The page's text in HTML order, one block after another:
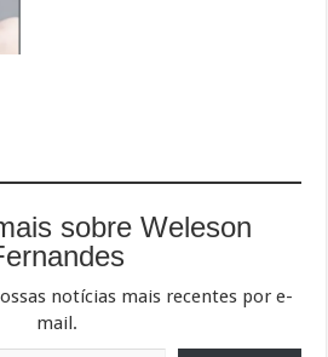
sobre Weleson
notícias mais recentes por e-
mail.